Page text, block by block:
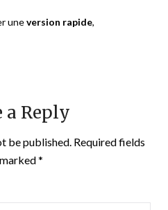
uneversion rapide,
a Reply
be published. Required fields
*